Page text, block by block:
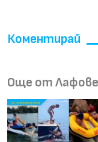
Коментирай
Още от Лафове